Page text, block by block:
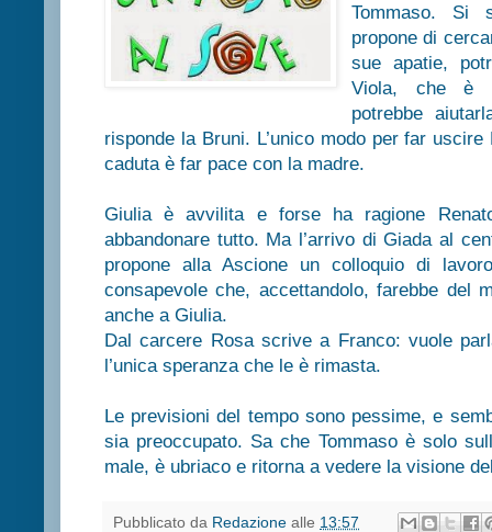
Tommaso. Si
propone di
sue apatie,
Viola, che è
potrebbe
risponde la Bruni. L’unico modo per far
caduta è far pace con la madre.
Giulia è avvilita e forse ha ragione
abbandonare tutto. Ma l’arrivo di Giada al
propone alla Ascione un colloquio di
consapevole che, accettandolo, farebbe del
anche a Giulia.
Dal carcere Rosa scrive a Franco: vuole
l’unica speranza che le è rimasta.
Le previsioni del tempo sono pessime, e
sia preoccupato. Sa che Tommaso è solo
male, è ubriaco e ritorna a vedere la visione
Pubblicato da Redazione alle 13:57